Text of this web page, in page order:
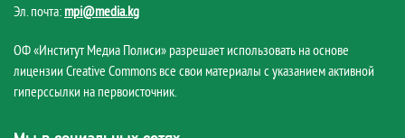
Эл. почта: mpi@media.kg
ОФ «Институт Медиа Полиси» разрешает использовать на основе
лицензии Creative Commons все свои материалы с указанием активной
гиперссылки на первоисточник.